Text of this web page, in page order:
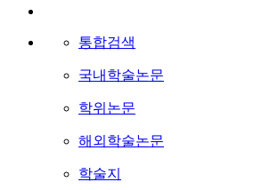
통합검색
국내학술논문
학위논문
해외학술논문
학술지